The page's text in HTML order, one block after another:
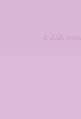
© 2026